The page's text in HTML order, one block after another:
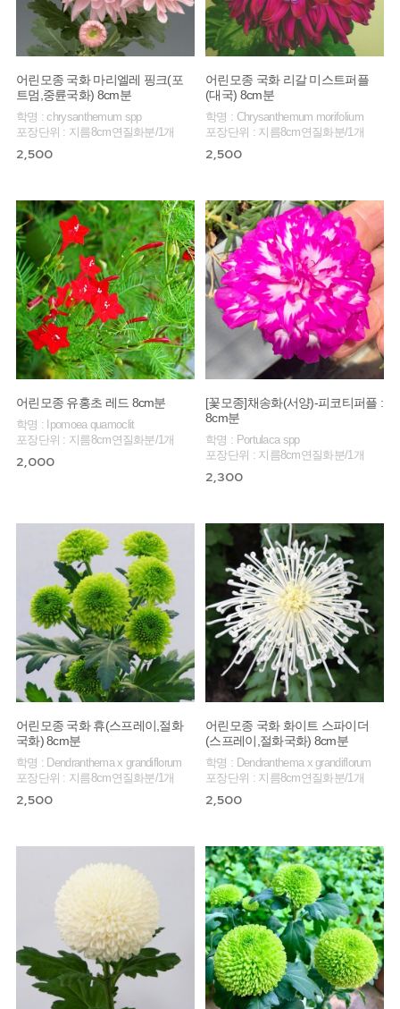
어린모종 국화 마리엘레 핑크(포
트멈,중륜국화) 8cm분
학명 : chrysanthemum spp
포장단위 : 지름8cm연질화분/1개
2,500
어린모종 국화 리갈 미스트퍼플
(대국) 8cm분
학명 : Chrysanthemum morifolium
포장단위 : 지름8cm연질화분/1개
2,500
어린모종 유홍초 레드 8cm분
학명 : Ipomoea quamoclit
포장단위 : 지름8cm연질화분/1개
2,000
[꽃모종]채송화(서양)-피코티퍼플 :
8cm분
학명 : Portulaca spp
포장단위 : 지름8cm연질화분/1개
2,300
어린모종 국화 휴(스프레이,절화
국화) 8cm분
학명 : Dendranthema x grandiflorum
포장단위 : 지름8cm연질화분/1개
2,500
어린모종 국화 화이트 스파이더
(스프레이,절화국화) 8cm분
학명 : Dendranthema x grandiflorum
포장단위 : 지름8cm연질화분/1개
2,500